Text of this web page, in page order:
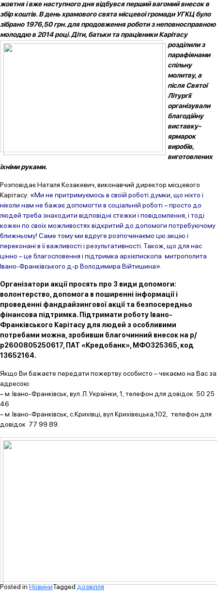
жовтня і вже наступного дня відбувся перший вагомий внесок в
збір коштів. В день храмового свята місцевої громади УГКЦ було
зібрано 1976,50 грн. для продовження роботи з неповносправною
молоддю в 2014 році. Діти, батьки та працівники Карітасу
розділили з
парафіянами
спільну
молитву,а
після Святої
Літургії
організували
благодійну
виставку-
ярмарок
виробів,
виготовлених
їхніми руками.
Розповідає Наталя Козакевич, виконавчий директор місцевого
Карітасу: «Ми не притримуємось в своїй роботі думки, що ніхто і
ніколи нам не бажає допомогти в соціальній роботі – просто до
людей треба знаходити відповідні стежки і повідомлення, і тоді
кожен по своїх можливостях відкритий до допомоги потребуючому
ближньому! Саме тому ми вдруге розпочинаємо цю акцію і
переконані в її важливості і результативності. Також, що для нас
цінно – це благословення і підтримка архієпископа митрополита
Івано-Франківського д-р Володимира Війтишина».
Організатори акції просять про 3 види допомоги:
волонтерство, допомога в поширенні інформації і
проведенні фандрайзингової акції та безпосередньо
фінансова підтримка. Підтримати роботу Івано-
Франківського Карітасу для людей з особливими
потребами можна, зробивши благочинний внесок на р/
р2600805250617, ПАТ «Кредобанк», МФО325365, код
13652164.
Якщо Ви бажаєте передати пожертву особисто – чекаємо на Вас за
адресою:
– м. Івано-Франківськ, вул. Л. Українки, 1, телефон для довідок 50 25
46
– м. Івано-Франківськ, с.Крихівці, вул Крихівецька,102, телефон для
довідок 77 99 89.
Posted inНовиниTaggedдозвілля